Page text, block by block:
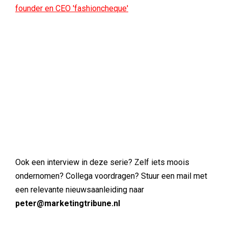
founder en CEO 'fashioncheque'
Ook een interview in deze serie? Zelf iets moois
ondernomen? Collega voordragen? Stuur een mail met
een relevante nieuwsaanleiding naar
peter@marketingtribune.nl